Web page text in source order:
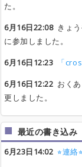
た。
6月16日22:08きょう
に参加しました。
6月16日12:23
「
6月16日12:22 おく
更しました。
最近の書き込み
6月23日14:02 ⭐︎連絡⭐︎